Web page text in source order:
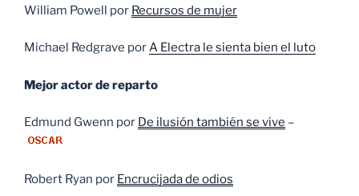
William Powell por Recursos de mujer
Michael Redgrave porA Electra le sienta bien el luto
Mejor actor de reparto
Edmund Gwenn por De ilusión también se vive –
Robert Ryan por Encrucijada de odios